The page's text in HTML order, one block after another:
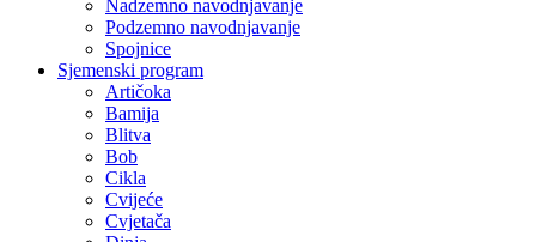
Nadzemno navodnjavanje
Podzemno navodnjavanje
Spojnice
Sjemenski program
Artičoka
Bamija
Blitva
Bob
Cikla
Cvijeće
Cvjetača